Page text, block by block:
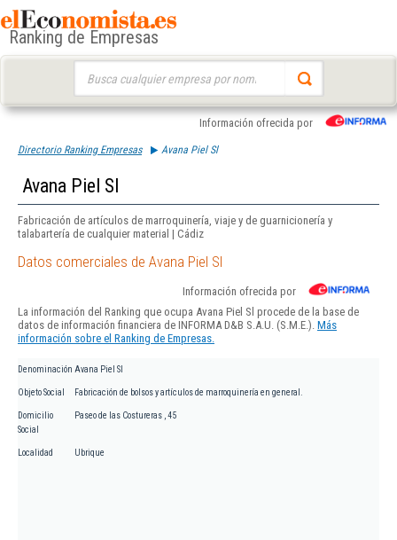
Ranking de Empresas
Información ofrecida por
Directorio Ranking Empresas Avana Piel Sl
Avana Piel Sl
Fabricación de artículos de marroquinería, viaje y de guarnicionería y
talabartería de cualquier material | Cádiz
Datos comerciales de Avana Piel Sl
Información ofrecida por
La información del Ranking que ocupa Avana Piel Sl procede de la base de
datos de información financiera de INFORMA D&B S.A.U. (S.M.E.). Más
información sobre el Ranking de Empresas.
Denominación Avana Piel Sl
Objeto Social Fabricación de bolsos y artículos de marroquinería en general.
Domicilio
Social
Paseo de las Costureras , 45
Localidad Ubrique